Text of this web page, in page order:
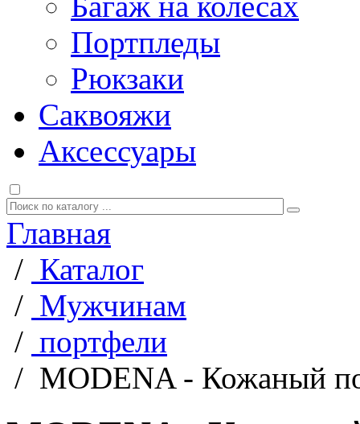
Портпледы
Рюкзаки
Саквояжи
Аксессуары
Главная
/ Каталог
/ Мужчинам
/ портфели
/ MODENA - Кожаный